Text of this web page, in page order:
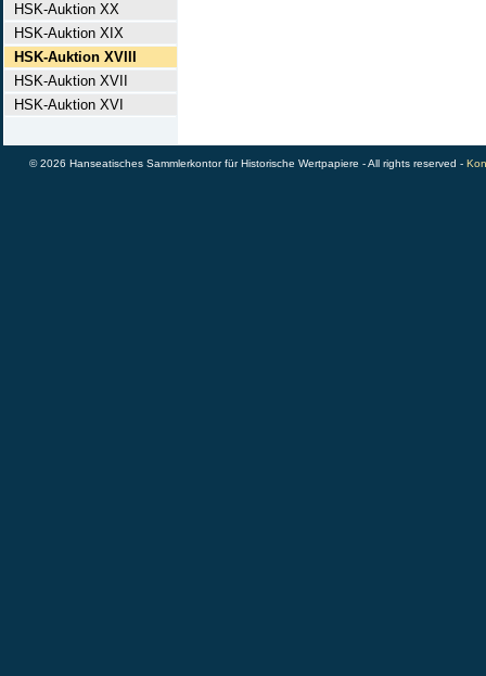
HSK-Auktion XX
HSK-Auktion XIX
HSK-Auktion XVIII
HSK-Auktion XVII
HSK-Auktion XVI
© 2026 Hanseatisches Sammlerkontor für Historische Wertpapiere - All rights reserved -